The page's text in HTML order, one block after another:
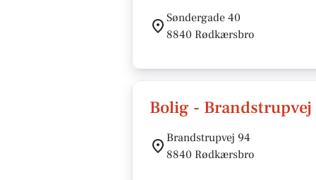
Søndergade 40
8840 Rødkærsbro
Bolig -
Brandstrupvej 94
8840 Rødkærsbro